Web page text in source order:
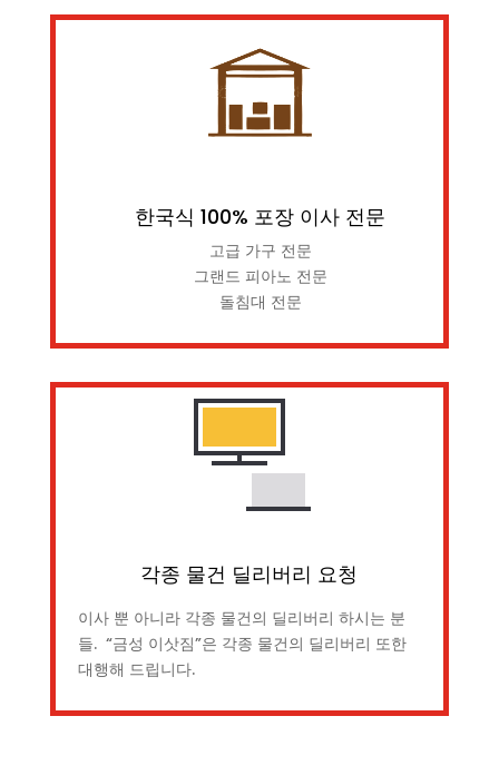
한국식 100% 포장 이사 전문
고급 가구 전문
그랜드 피아노 전문
돌침대 전문
각종 물건 딜리버리 요청
이사 뿐 아니라 각종 물건의 딜리버리 하시는 분
들. “금성 이삿짐”은 각종 물건의 딜리버리 또한
대행해 드립니다.